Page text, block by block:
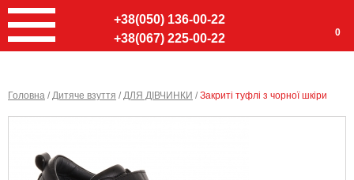
+38(050) 136-00-22
+38(067) 225-00-22
0
Головна /Дитяче взуття /ДЛЯ ДІВЧИНКИ /Закриті туфлі з чорної шкіри